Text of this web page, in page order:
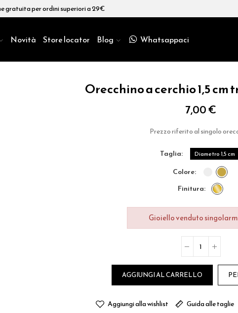
gratuita per ordini superiori a 29€
Novità Store locator Blog Whatsappaci
Orecchino a cerchio 1,5 cm
7,00 €
Prezzo riferito al singolo
taglia Diametro 1,5 cm
colore
finitura
Gioiello venduto
AGGIUNGI AL CARRELLO
Aggiungi alla wishlist Guida alle taglie